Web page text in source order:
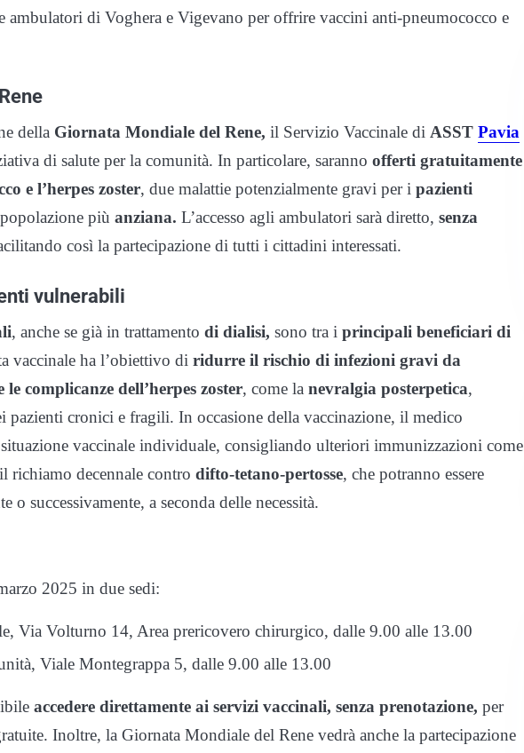
ambulatori di Voghera e Vigevano per offrire vaccini anti-pneumococco e
della Giornata Mondiale del Rene, il Servizio Vaccinale di ASST Pavia
di salute per la comunità. In particolare, saranno offerti gratuitamente
e l’herpes zoster, due malattie potenzialmente gravi per i pazienti
più anziana. L’accesso agli ambulatori sarà diretto, senza
così la partecipazione di tutti i cittadini interessati.
vulnerabili
, anche se già in trattamento di dialisi, sono tra i principali beneficiari di
vaccinale ha l’obiettivo di ridurre il rischio di infezioni gravi da
complicanze dell’herpes zoster, come la nevralgia posterpetica,
pazienti cronici e fragili. In occasione della vaccinazione, il medico
vaccinale individuale, consigliando ulteriori immunizzazioni come
richiamo decennale contro difto-tetano-pertosse, che potranno essere
o successivamente, a seconda delle necessità.
2025 in due sedi:
Via Volturno 14, Area prericovero chirurgico, dalle 9.00 alle 13.00
Viale Montegrappa 5, dalle 9.00 alle 13.00
accedere direttamente ai servizi vaccinali, senza prenotazione, per
Inoltre, la Giornata Mondiale del Rene vedrà anche la partecipazione